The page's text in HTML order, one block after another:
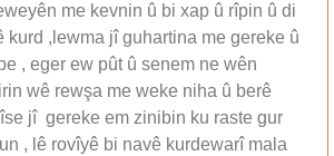
me kevnin û bi xap û rîpin û di
kurd ,lewma jî guhartina me gereke û
, eger ew pût û senem ne wên
wê rewşa me weke niha û berê
jî gereke em zinibin ku raste gur
, lê rovîyê bi navê kurdewarî mala